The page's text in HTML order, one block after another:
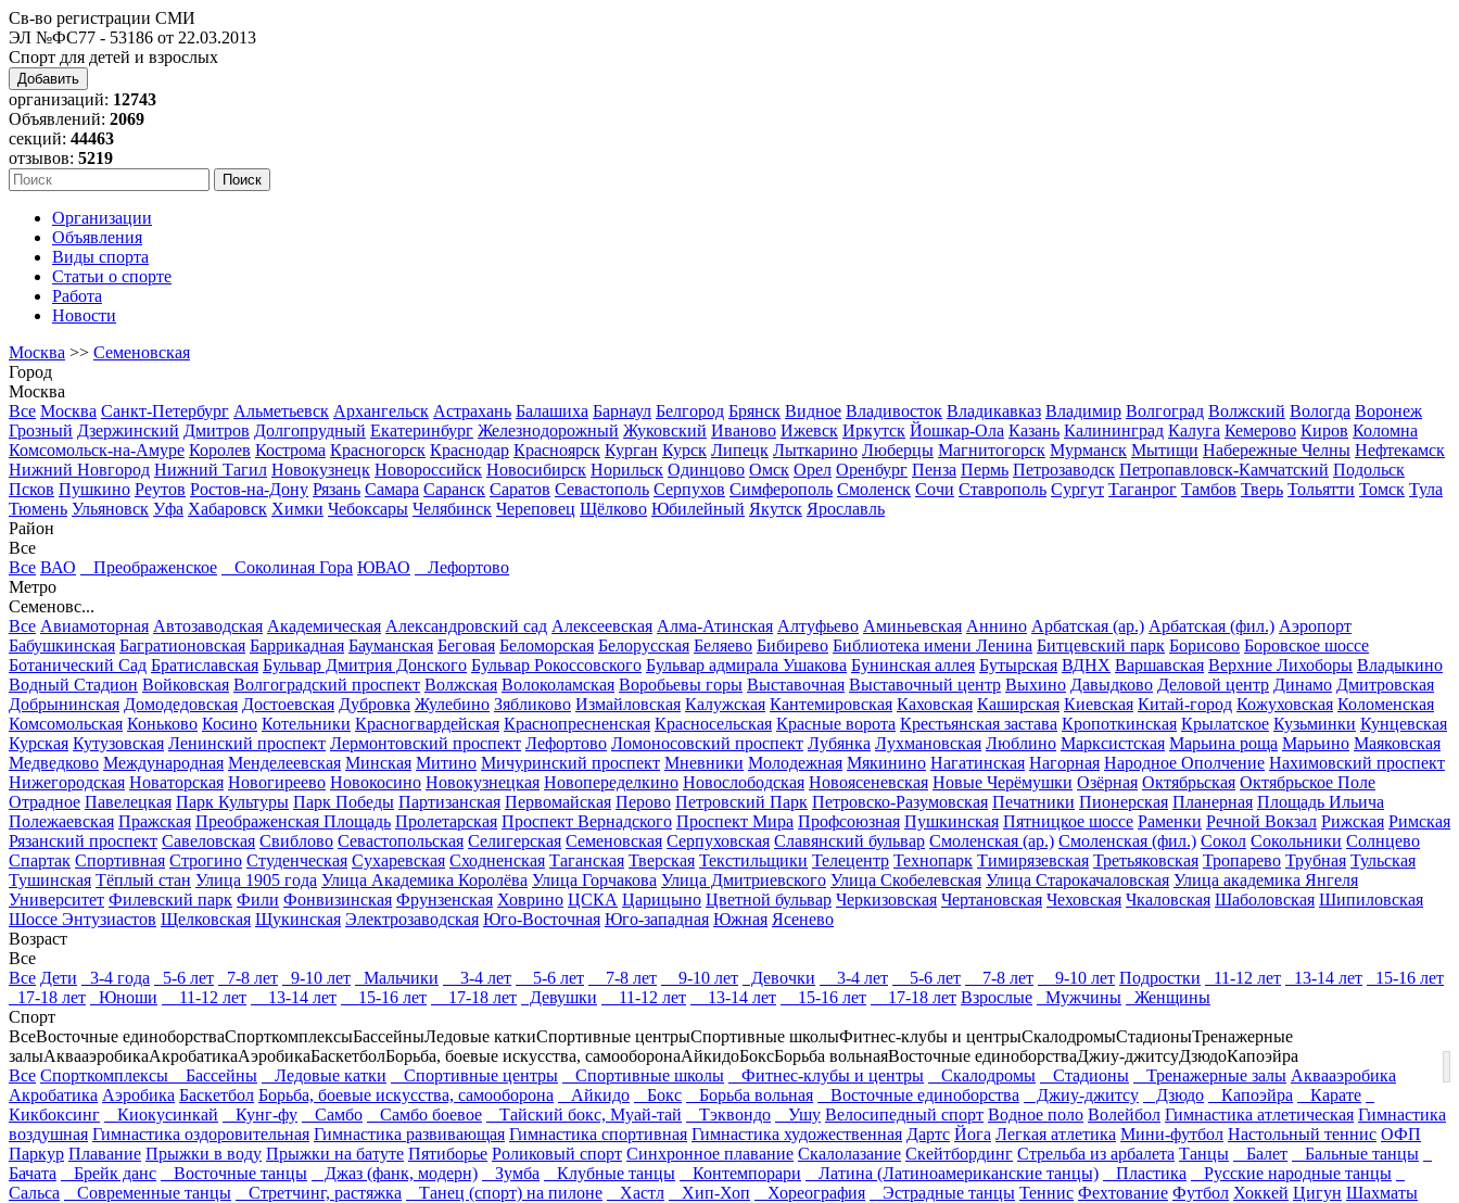
Св-во регистрации СМИ
ЭЛ №ФС77 - 53186 от 22.03.2013
Спорт для детей и взрослых
Добавить
организаций: 12743
Объявлений: 2069
секций: 44463
отзывов: 5219
Организации
Объявления
Виды спорта
Статьи о спорте
Работа
Новости
Москва >> Семеновская
Город
Москва
Все Москва Санкт-Петербург Альметьевск Архангельск Астрахань Балашиха Барнаул Белгород Брянск Видное Владивосток Владикавказ Владимир Волгоград Волжский Вологда Воронеж
Грозный Дзержинский Дмитров Долгопрудный Екатеринбург Железнодорожный Жуковский Иваново Ижевск Иркутск Йошкар-Ола Казань Калининград Калуга Кемерово Киров Коломна
Комсомольск-на-Амуре Королев Кострома Красногорск Краснодар Красноярск Курган Курск Липецк Лыткарино Люберцы Магнитогорск Мурманск Мытищи Набережные Челны Нефтекамск
Нижний Новгород Нижний Тагил Новокузнецк Новороссийск Новосибирск Норильск Одинцово Омск Орел Оренбург Пенза Пермь Петрозаводск Петропавловск-Камчатский Подольск
Псков Пушкино Реутов Ростов-на-Дону Рязань Самара Саранск Саратов Севастополь Серпухов Симферополь Смоленск Сочи Ставрополь Сургут Таганрог Тамбов Тверь Тольятти Томск Тула
Тюмень Ульяновск Уфа Хабаровск Химки Чебоксары Челябинск Череповец Щёлково Юбилейный Якутск Ярославль
Район
Все
Все ВАО Преображенское Соколиная Гора ЮВАО
Лефортово
Метро
Семеновс...
Все Авиамоторная Автозаводская Академическая Александровский сад Алексеевская Алма-Атинская Алтуфьево Аминьевская Аннино Арбатская (ар.) Арбатская (фил.) Аэропорт
Бабушкинская Багратионовская Баррикадная Бауманская Беговая Беломорская Белорусская Беляево Бибирево Библиотека имени Ленина Битцевский парк Борисово Боровское шоссе
Ботанический Сад Братиславская Бульвар Дмитрия Донского Бульвар Рокоссовского Бульвар адмирала Ушакова Бунинская аллея Бутырская ВДНХ Варшавская Верхние Лихоборы Владыкино
Водный Стадион Войковская Волгоградский проспект Волжская Волоколамская Воробьевы горы Выставочная Выставочный центр Выхино Давыдково Деловой центр Динамо Дмитровская
Добрынинская Домодедовская Достоевская Дубровка Жулебино Зябликово Измайловская Калужская Кантемировская Каховская Каширская Киевская Китай-город Кожуховская Коломенская
Комсомольская Коньково Косино Котельники Красногвардейская Краснопресненская Красносельская Красные ворота Крестьянская застава Кропоткинская Крылатское Кузьминки Кунцевская
Курская Кутузовская Ленинский проспект Лермонтовский проспект Лефортово Ломоносовский проспект Лубянка Лухмановская Люблино Марксистская Марьина роща Марьино Маяковская
Медведково Международная Менделеевская Минская Митино Мичуринский проспект Мневники Молодежная Мякинино Нагатинская Нагорная Народное Ополчение Нахимовский проспект
Нижегородская Новаторская Новогиреево Новокосино Новокузнецкая Новопеределкино Новослободская Новоясеневская Новые Черёмушки Озёрная Октябрьская Октябрьское Поле
Отрадное Павелецкая Парк Культуры Парк Победы Партизанская Первомайская Перово Петровский Парк Петровско-Разумовская Печатники Пионерская Планерная Площадь Ильича
Полежаевская Пражская Преображенская Площадь Пролетарская Проспект Вернадского Проспект Мира Профсоюзная Пушкинская Пятницкое шоссе Раменки Речной Вокзал Рижская Римская
Рязанский проспект Савеловская Свиблово Севастопольская Селигерская Семеновская Серпуховская Славянский бульвар Смоленская (ар.) Смоленская (фил.) Сокол Сокольники Солнцево
Спартак Спортивная Строгино Студенческая Сухаревская Сходненская Таганская Тверская Текстильщики Телецентр Технопарк Тимирязевская Третьяковская Тропарево Трубная Тульская
Тушинская Тёплый стан Улица 1905 года Улица Академика Королёва Улица Горчакова Улица Дмитриевского Улица Скобелевская Улица Старокачаловская Улица академика Янгеля
Университет Филевский парк Фили Фонвизинская Фрунзенская Ховрино ЦСКА Царицыно Цветной бульвар Черкизовская Чертановская Чеховская Чкаловская Шаболовская Шипиловская
Шоссе Энтузиастов Щелковская Щукинская Электрозаводская Юго-Восточная Юго-западная Южная Ясенево
Возраст
Все
Все Дети 3-4 года 5-6 лет 7-8 лет 9-10 лет Мальчики 3-4 лет 5-6 лет 7-8 лет 9-10 лет Девочки 3-4 лет 5-6 лет 7-8 лет 9-10 лет Подростки 11-12 лет 13-14 лет
15-16 лет
17-18 лет
Юноши 11-12 лет 13-14 лет 15-16 лет 17-18 лет Девушки 11-12 лет 13-14 лет 15-16 лет 17-18 лет Взрослые Мужчины
Женщины
Спорт
ВсеВосточные единоборстваСпорткомплексыБассейныЛедовые каткиСпортивные центрыСпортивные школыФитнес-клубы и центрыСкалодромыСтадионыТренажерные
залыАквааэробикаАкробатикаАэробикаБаскетболБорьба, боевые искусства, самооборонаАйкидоБоксБорьба вольнаяВосточные единоборстваДжиу-джитсуДзюдоКапоэйра
Все Спорткомплексы Бассейны Ледовые катки Спортивные центры Спортивные школы Фитнес-клубы и центры Скалодромы Стадионы Тренажерные залы Аквааэробика
Акробатика Аэробика Баскетбол Борьба, боевые искусства, самооборона Айкидо Бокс Борьба вольная Восточные единоборства Джиу-джитсу Дзюдо Капоэйра
Карате
Кикбоксинг
Киокусинкай Кунг-фу Самбо Самбо боевое Тайский бокс, Муай-тай Тэквондо Ушу Велосипедный спорт Водное поло Волейбол Гимнастика атлетическая Гимнастика
воздушная Гимнастика оздоровительная Гимнастика развивающая Гимнастика спортивная Гимнастика художественная Дартс Йога Легкая атлетика Мини-футбол Настольный теннис ОФП
Паркур Плавание Прыжки в воду Прыжки на батуте Пятиборье Роликовый спорт Синхронное плавание Скалолазание Скейтбординг Стрельба из арбалета Танцы Балет
Бальные танцы
Бачата
Брейк данс Восточные танцы Джаз (фанк, модерн) Зумба Клубные танцы Контемпорари Латина (Латиноамериканские танцы) Пластика
Русские народные танцы
Сальса
Современные танцы Стретчинг, растяжка Танец (спорт) на пилоне Хастл Хип-Хоп Хореография Эстрадные танцы Теннис Фехтование Футбол Хоккей Цигун Шахматы